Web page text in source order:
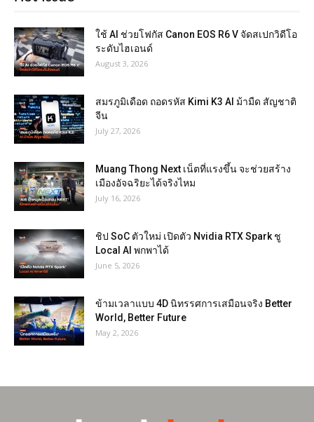
ใช้ AI ช่วยโฟกัส Canon EOS R6 V จัดสเปกวิดีโอ
ระดับไฮเอนด์
August 3, 2026
สมรภูมิเดือด ถอดรหัส Kimi K3 AI ม้ามืด สัญชาติ
จีน
July 27, 2026
Muang Thong Next เน็ตที่แรงขึ้น จะช่วยสร้าง
เมืองอัจฉริยะได้จริงไหม
July 16, 2026
ชิป SoC ตัวใหม่ เปิดตัว Nvidia RTX Spark ชู
Local AI พกพาได้
June 5, 2026
ข้ามเวลาแบบ 4D นิทรรศการเสมือนจริง Better
World, Better Future
May 2, 2026